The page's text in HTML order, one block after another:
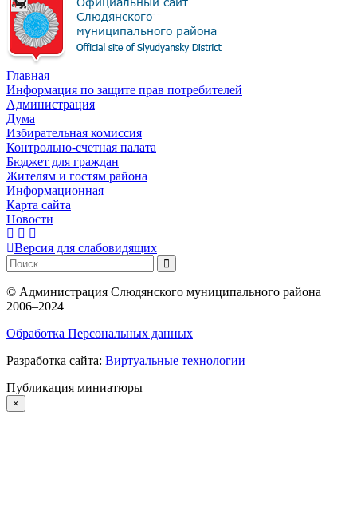
Главная
Информация по защите прав потребителей
Администрация
Дума
Избирательная комиссия
Контрольно-счетная палата
Бюджет для граждан
Жителям и гостям района
Информационная
Карта сайта
Новости
Версия для слабовидящих
© Администрация Слюдянского муниципального района
2006–2024
Обработка Персональных данных
Разработка сайта: Виртуальные технологии
Публикация миниатюры
×